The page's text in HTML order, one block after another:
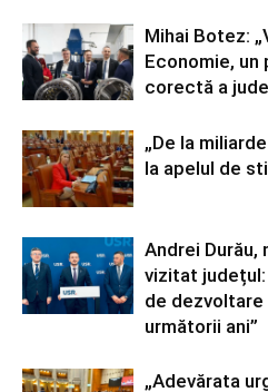
Mihai Botez:
Economie,
corectă a
„De la
la apelul de
Andrei Durău,
vizitat județul:
de dezvoltare
următorii ani”
„Adevărata